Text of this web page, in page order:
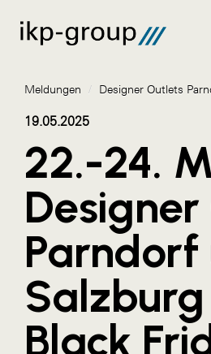
Meldungen
AKTUELLES
ACO
ALEX Krems
Amazon Web Services
Artweger
Meldungen / Designer Outlets
19.05.2025
22.-24.
Parndorf
Black